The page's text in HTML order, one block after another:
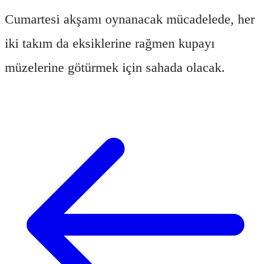
Cumartesi akşamı oynanacak mücadelede, her
iki takım da eksiklerine rağmen kupayı
müzelerine götürmek için sahada olacak.